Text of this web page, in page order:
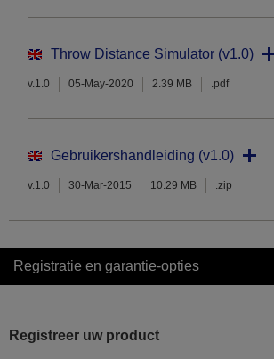
Throw Distance Simulator (v1.0)
v.1.0 05-May-2020 2.39 MB .pdf
Gebruikershandleiding (v1.0)
v.1.0 30-Mar-2015 10.29 MB .zip
Registratie en garantie-opties
Registreer uw product